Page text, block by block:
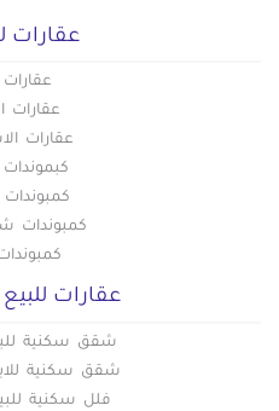
عقارات
عقارات
عقارات
كبموندات
كمبوندات
كمبوندات
عقارات للبيع
شقق سكنية
شقق سكنية
فلل سكنية